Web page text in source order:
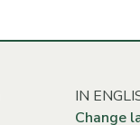
IN
Change